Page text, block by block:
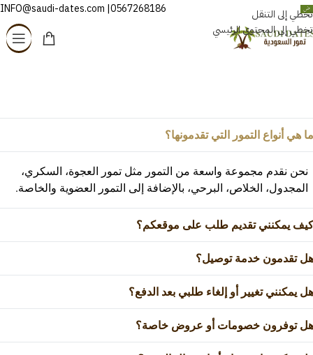
تخطي إلى التنقل
تخطي إلى المحتوى الرئيسي
العربية 0567268186| INFO@saudi-dates.com
ما هي أنواع التمور التي تقدمونها؟
نحن نقدم مجموعة واسعة من التمور مثل تمور العجوة، السكري،
المجدول، الخلاص، البرحي، بالإضافة إلى التمور العضوية والخاصة.
كيف يمكنني تقديم طلب على موقعكم؟
هل تقدمون خدمة توصيل؟
هل يمكنني تغيير أو إلغاء طلبي بعد الدفع؟
هل توفرون خصومات أو عروض خاصة؟